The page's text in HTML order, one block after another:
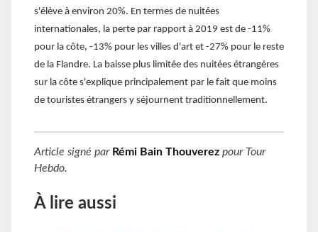
s'élève à environ 20%. En termes de nuitées
internationales, la perte par rapport à 2019 est de -11%
pour la côte, -13% pour les villes d'art et -27% pour le reste
de la Flandre. La baisse plus limitée des nuitées étrangères
sur la côte s'explique principalement par le fait que moins
de touristes étrangers y séjournent traditionnellement.
Article signé par Rémi Bain Thouverez pour Tour
Hebdo.
À lire aussi